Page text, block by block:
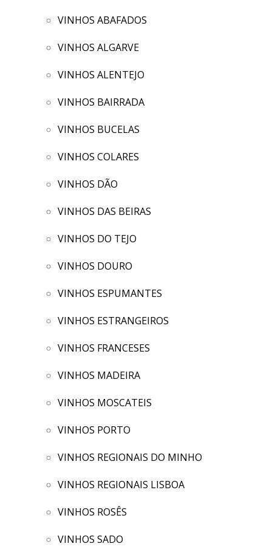
VINHOS ABAFADOS
VINHOS ALGARVE
VINHOS ALENTEJO
VINHOS BAIRRADA
VINHOS BUCELAS
VINHOS COLARES
VINHOS DÃO
VINHOS DAS BEIRAS
VINHOS DO TEJO
VINHOS DOURO
VINHOS ESPUMANTES
VINHOS ESTRANGEIROS
VINHOS FRANCESES
VINHOS MADEIRA
VINHOS MOSCATEIS
VINHOS PORTO
VINHOS REGIONAIS DO MINHO
VINHOS REGIONAIS LISBOA
VINHOS ROSÊS
VINHOS SADO